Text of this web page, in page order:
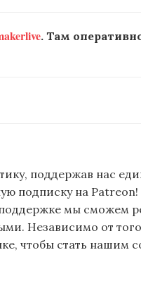
. Там
поддержав нас
подписку на Patreon!
мы сможем
Независимо от
чтобы стать нашим